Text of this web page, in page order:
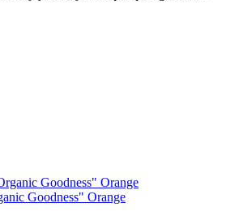
Goodness" Orange